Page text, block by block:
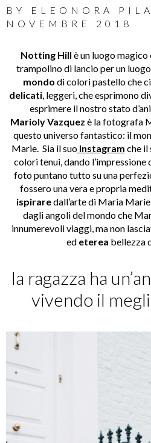
BY ELEONORA
NOVEMBRE 2018
Notting Hill è un luogo magico
trampolino di lancio per un
mondo di colori pastello che
delicati, leggeri, che esprimono
esprimere il nostro stato
Marioly Vazquez è la fotografa
questo universo fantastico: il
Marie. Sia il suoInstagram che il
colori tenui, dando l’impressione
foto puntano tutto su una
fossero una vera e propria
ispiraredall’arte di Maria
dagli angoli del mondo che
innumerevoli viaggi, ma non
ed eterea bellezza
la ragazza ha
vivendo il